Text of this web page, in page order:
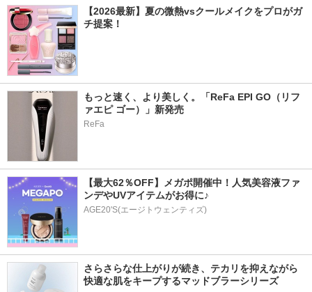
【2026最新】夏の微熱vsクールメイクをプロがガ
チ提案！
もっと速く、より美しく。「ReFa EPI GO（リフ
ァエピ ゴー）」新発売
ReFa
【最大62％OFF】メガポ開催中！人気美容液ファ
ンデやUVアイテムがお得に♪
AGE20'S(エージトウェンティズ)
さらさらな仕上がりが続き、テカリを抑えながら
快適な肌をキープするマッドブラーシリーズ